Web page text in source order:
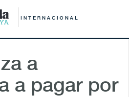
INTERNACIONAL
a
a pagar por